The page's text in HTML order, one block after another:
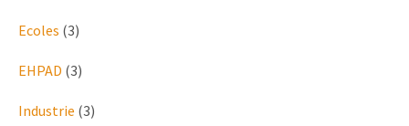
Ecoles (3)
EHPAD (3)
Industrie (3)